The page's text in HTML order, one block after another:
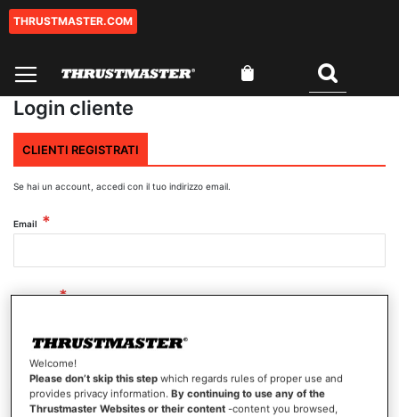
Salta
THRUSTMASTER.COM
Login cliente
CLIENTI REGISTRATI
Se hai un account, accedi con il tuo indirizzo email.
Email
Password
Mostra password
Welcome!
Please don’t skip this step which regards rules of proper use and
provides privacy information.By continuing to use any of the
Thrustmaster Websites or their content -content you browsed,